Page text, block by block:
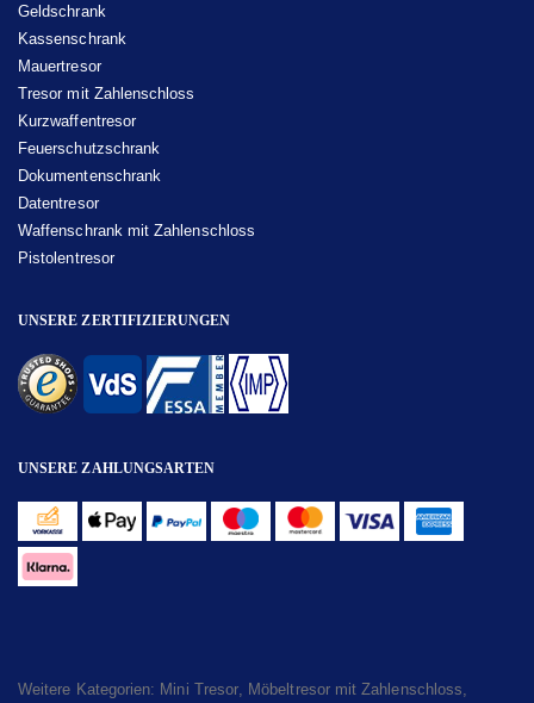
Geldschrank
Kassenschrank
Mauertresor
Tresor mit Zahlenschloss
Kurzwaffentresor
Feuerschutzschrank
Dokumentenschrank
Datentresor
Waffenschrank mit Zahlenschloss
Pistolentresor
UNSERE ZERTIFIZIERUNGEN
UNSERE ZAHLUNGSARTEN
Weitere Kategorien: Mini Tresor, Möbeltresor mit Zahlenschloss,